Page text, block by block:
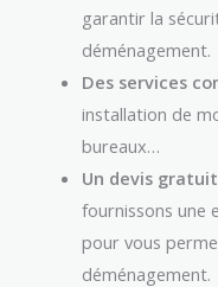
garantir la
déménagement.
Des services
installation de
bureaux…
Un devis
fournissons une
pour vous
déménagement.